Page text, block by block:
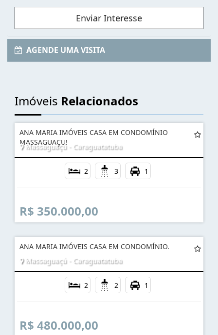
Enviar Interesse
AGENDE UMA VISITA
Imóveis Relacionados
ANA MARIA IMÓVEIS CASA EM CONDOMÍNIO
MASSAGUAÇU!
Massaguaçú - Caraguatatuba
2 3 1
R$ 350.000,00
ANA MARIA IMÓVEIS CASA EM CONDOMÍNIO.
Massaguaçú - Caraguatatuba
2 2 1
R$ 480.000,00